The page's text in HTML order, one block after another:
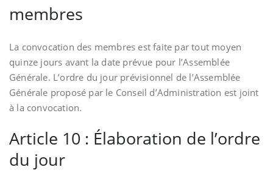
membres
La convocation des membres est faite par tout moyen
quinze jours avant la date prévue pour l’Assemblée
Générale. L’ordre du jour prévisionnel de l’Assemblée
Générale proposé par le Conseil d’Administration est joint
à la convocation.
Article 10 : Élaboration de l’ordre
du jour